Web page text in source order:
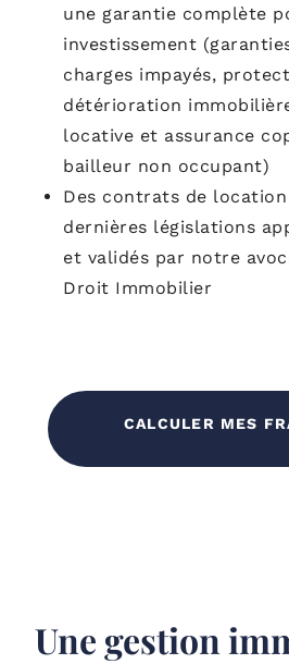
une garantie complète
investissement
charges impayés,
détérioration
locative et assurance
bailleur non occupant)
Des contrats de
dernières législations
et validés par notre
Droit Immobilier
CALCULER MES
Une gestion